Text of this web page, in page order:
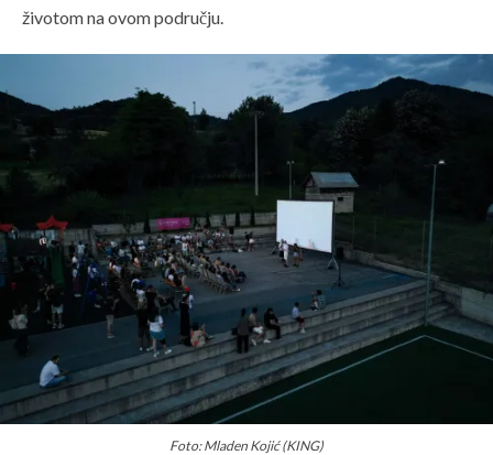
životom na ovom području.
Foto: Mladen Kojić (KING)